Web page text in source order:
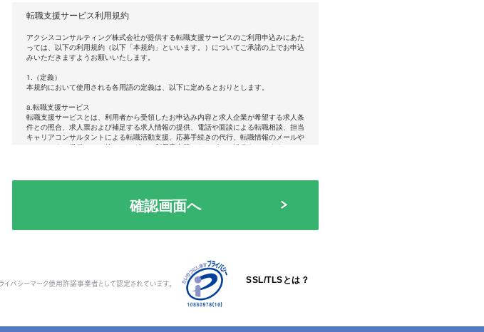
転職支援サービス利用規約
アクシスコンサルティング株式会社が提供する転職支援サービスのご利用申込みにあた
っては、以下の利用規約（以下「本規約」といいます。）についてご承諾の上でお申込
みいただきますようお願いいたします。
1.（定義）
本規約において使用される各用語の定義は、以下に定めるとおりとします。
a.転職支援サービス
転職支援サービスとは、利用者から受領したお申込み内容と求人企業が希望する求人条
件との照合、求人票および補足する求人情報の提供、電話や面談による転職相談、担当
キャリアコンサルタントによる転職活動支援、応募手続きの代行、転職情報のメールや
ＷＥＢによる提供、その他のサービスの利用案内等のサービスの総称をいいます。
ビスに登録または利用した時点で、転職支援サービス利用規約、およびアクシスコンサ
ルティング株式会社の「プライバシーポリシー」の内容をすべて承諾したものとみなさ
シスコンサルティング株式会社に対して自らが求める人材の紹介を委託した企業の総称
アクシスコンサルティング株式会社が実施する転職支援の基準を満たした人材紹介企業
る求人企業の求人情報を記載したスカウトを送付でき、当該スカウトを受けた会員か
イバシーマーク使用許諾事業者として認定されています。 SSL/TLSとは？